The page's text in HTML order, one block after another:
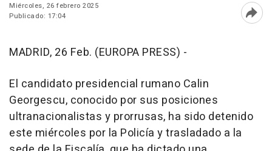
Miércoles, 26 febrero 2025
Publicado: 17:04
MADRID, 26 Feb. (EUROPA PRESS) -
El candidato presidencial rumano Calin
Georgescu, conocido por sus posiciones
ultranacionalistas y prorrusas, ha sido detenido
este miércoles por la Policía y trasladado a la